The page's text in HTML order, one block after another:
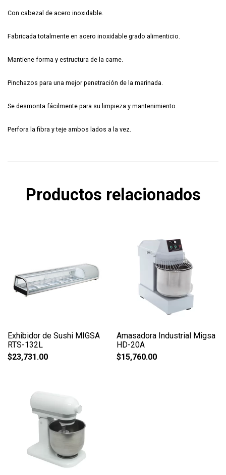
Con cabezal de acero inoxidable.
Fabricada totalmente en acero inoxidable grado alimenticio.
Mantiene forma y estructura de la carne.
Pinchazos para una mejor penetración de la marinada.
Se desmonta fácilmente para su limpieza y mantenimiento.
Perfora la fibra y teje ambos lados a la vez.
Productos relacionados
Exhibidor de Sushi MIGSA
RTS-132L
$23,731.00
Amasadora Industrial Migsa
HD-20A
$15,760.00